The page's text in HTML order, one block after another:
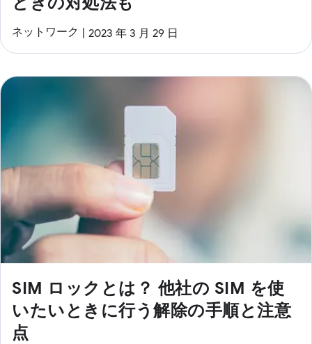
ネットワーク 2023 年 3 月 29 日
SIM ロックとは？ 他社の SIM を使
いたいときに行う解除の手順と注意
点